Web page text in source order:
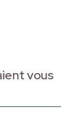
vous